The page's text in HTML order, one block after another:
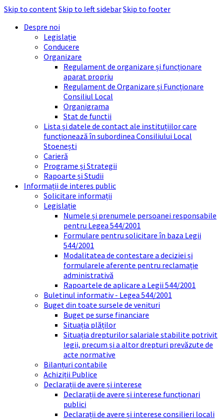
Skip to contentSkip to left sidebarSkip to footer
Despre noi
Legislație
Conducere
Organizare
Regulament de organizare și funcționare
aparat propriu
Regulament de Organizare și Funcționare
Consiliul Local
Organigrama
Stat de functii
Lista și datele de contact ale instituțiilor care
funcționează în subordinea Consiliului Local
Stoenești
Carieră
Programe și Strategii
Rapoarte și Studii
Informații de interes public
Solicitare informații
Legislație
Numele și prenumele persoanei responsabile
pentru Legea 544/2001
Formulare pentru solicitare în baza Legii
544/2001
Modalitatea de contestare a deciziei și
formularele aferente pentru reclamație
administrativă
Rapoartele de aplicare a Legii 544/2001
Buletinul informativ - Legea 544/2001
Buget din toate sursele de venituri
Buget pe surse financiare
Situația plăților
Situația drepturilor salariale stabilite potrivit
legii, precum și a altor drepturi prevăzute de
acte normative
Bilanțuri contabile
Achiziții Publice
Declarații de avere și interese
Declarații de avere și interese funcționari
publici
Declarații de avere și interese consilieri locali